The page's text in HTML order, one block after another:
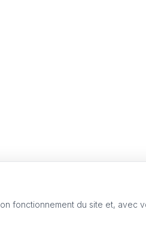
fonctionnement du site et, avec